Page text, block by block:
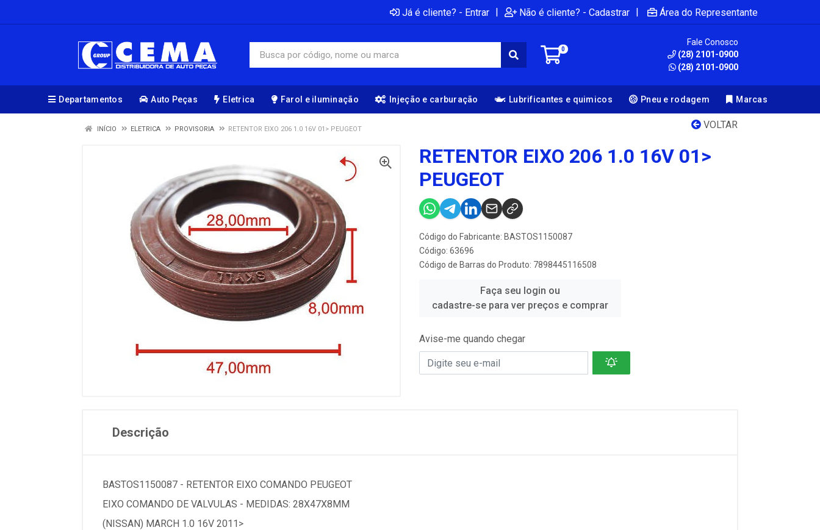
Já é cliente? - Entrar | Não é cliente? - Cadastrar | Área do Representante
0
Fale Conosco
(28) 2101-0900
(28) 2101-0900
Departamentos Auto Peças Eletrica Farol e iluminação Injeção e carburação Lubrificantes e quimicos Pneu e rodagem Marcas
VOLTAR
INÍCIO ELETRICA PROVISORIA RETENTOR EIXO 206 1.0 16V 01> PEUGEOT
RETENTOR EIXO 206 1.0 16V 01>
PEUGEOT
Código do Fabricante: BASTOS1150087
Código: 63696
Código de Barras do Produto: 7898445116508
Faça seu login ou
cadastre-se para ver preços e comprar
Avise-me quando chegar
Descrição
BASTOS1150087 - RETENTOR EIXO COMANDO PEUGEOT
EIXO COMANDO DE VALVULAS - MEDIDAS: 28X47X8MM
(NISSAN) MARCH 1.0 16V 2011>